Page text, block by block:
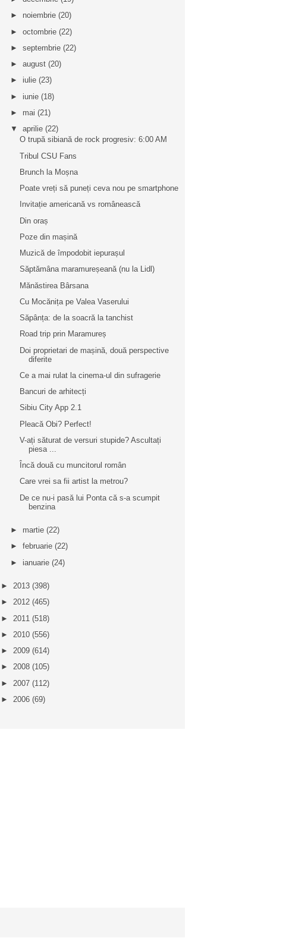
► noiembrie (20)
► octombrie (22)
► septembrie (22)
► august (20)
► iulie (23)
► iunie (18)
► mai (21)
▼ aprilie (22)
O trupă sibiană de rock progresiv: 6:00 AM
Tribul CSU Fans
Brunch la Moșna
Poate vreți să puneți ceva nou pe smartphone
Invitație americană vs românească
Din oraș
Poze din mașină
Muzică de împodobit iepurașul
Săptămâna maramureșeană (nu la Lidl)
Mănăstirea Bârsana
Cu Mocănița pe Valea Vaserului
Săpânța: de la soacră la tanchist
Road trip prin Maramureș
Doi proprietari de mașină, două perspective
diferite
Ce a mai rulat la cinema-ul din sufragerie
Bancuri de arhitecți
Sibiu City App 2.1
Pleacă Obi? Perfect!
V-ați săturat de versuri stupide? Ascultați
piesa ...
Încă două cu muncitorul român
Care vrei sa fii artist la metrou?
De ce nu-i pasă lui Ponta că s-a scumpit
benzina
► martie (22)
► februarie (22)
► ianuarie (24)
► 2013 (398)
► 2012 (465)
► 2011 (518)
► 2010 (556)
► 2009 (614)
► 2008 (105)
► 2007 (112)
► 2006 (69)